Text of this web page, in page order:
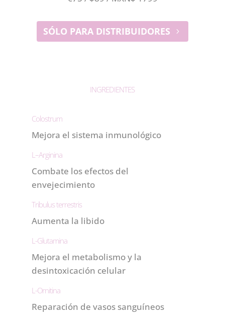
SÓLO PARA DISTRIBUIDORES
INGREDIENTES
Colostrum
Mejora el sistema inmunológico
L–Arginina
Combate los efectos del
envejecimiento
Tribulus terrestris
Aumenta la libido
L-Glutamina
Mejora el metabolismo y la
desintoxicación celular
L-Ornitina
Reparación de vasos sanguíneos